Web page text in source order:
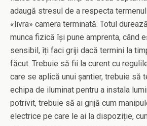
adaugă stresul de a respecta
«livra» camera terminată. Totul
munca fizică își pune amprenta, când
sensibil, îți faci griji dacă termini la
făcut. Trebuie să fii la curent cu
care se aplică unui șantier, trebuie să
echipa de iluminat pentru a instala
potrivit, trebuie să ai grijă cum
electrice pe care le ai la dispoziție,